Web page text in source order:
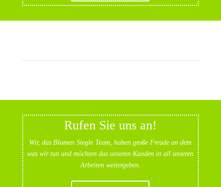
Rufen Sie uns an!
Wir, das Blumen Siegle Team, haben große Freude an dem
was wir tun und möchten das unseren Kunden in all unseren
Arbeiten weitergeben.